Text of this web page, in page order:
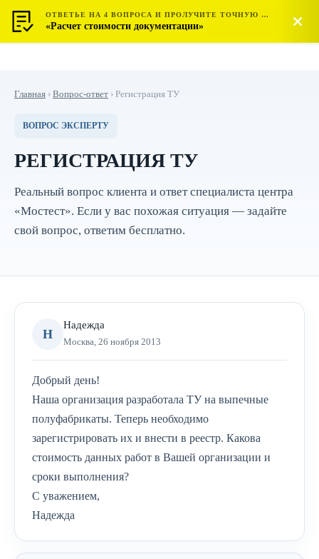
МОСТЕСТ
ЦЕНТР СЕРТИФИКАЦИИ
Главная › Вопрос-ответ › Регистрация ТУ
ВОПРОС ЭКСПЕРТУ
РЕГИСТРАЦИЯ ТУ
Реальный вопрос клиента и ответ специалиста центра
«Мостест». Если у вас похожая ситуация — задайте
свой вопрос, ответим бесплатно.
Н
Надежда
Москва, 26 ноября 2013
Добрый день!
Наша организация разработала ТУ на выпечные
полуфабрикаты. Теперь необходимо
зарегистрировать их и внести в реестр. Какова
стоимость данных работ в Вашей организации и
сроки выполнения?
С уважением,
Надежда
ОТВЕТЬЕ НА 4 ВОПРОСА И ПРОЛУЧИТЕ ТОЧНУЮ СТОИМОСТЬ
«Расчет стоимости документации»